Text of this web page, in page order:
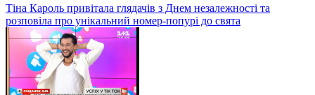
Тіна Кароль привітала глядачів з Днем незалежності та
розповіла про унікальний номер-попурі до свята